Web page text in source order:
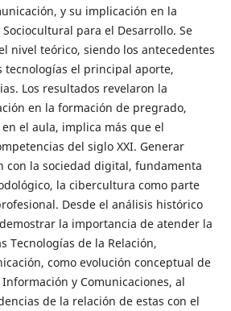
y su implicación en la
para el Desarrollo. Se
nivel teórico, siendo los antecedentes
tecnologías el principal aporte,
Los resultados revelaron la
en la formación de pregrado,
el aula, implica más que el
del siglo XXI. Generar
con la sociedad digital, fundamenta
la cibercultura como parte
Desde el análisis histórico
la importancia de atender la
Tecnologías de la Relación,
como evolución conceptual de
y Comunicaciones, al
de la relación de estas con el